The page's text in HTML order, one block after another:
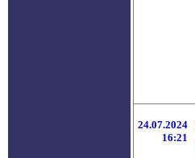
24.07.2024
16:21